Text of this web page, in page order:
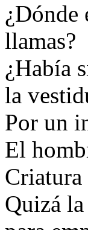
¿Dónde
llamas?
¿Había
la
Por un
El
Criatura
Quizá